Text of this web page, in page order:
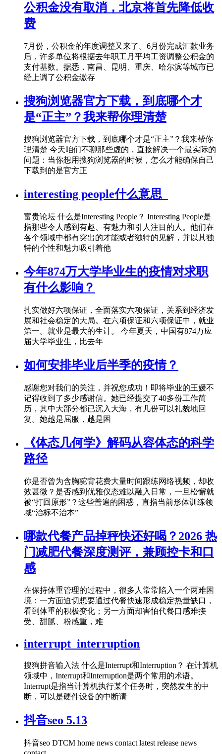
公积金没有取消，北京将首先降低收
费
7月份，公积金的年度调整又来了。6月份完成汇款业务
后，许多单位将根据去年职工月平均工资调整公积金的
支付基数。据悉，南昌、昆明、重庆、哈尔滨等城市已
经上调了公积金缴存
搜狗浏览器官方下载，到底哪个才
是“正主”？我来帮你理清楚
搜狗浏览器官方下载，到底哪个才是“正主”？我来帮你
理清楚 今天咱们不聊那些虚的，直接解决一个最实际的
问题：当你想用搜狗浏览器的时候，怎么才能确保自己
下载到的是官方正
interesting people什么意思_
富贵论坛 什么是Interesting People？ Interesting People是
指那些令人感到有趣、有魅力和引人注目的人。他们在
各个领域中都有突出的才能或者独特的见解，并以其独
特的个性和魅力吸引着他
今年874万大学毕业生的疫情对求职
有什么影响？
扎实做好六项保证，全面落实六项保证，关系到经济发
展和社会稳定的大局。在六项保证和六项保证中，就业
第一。就业是最大的生计。 今年夏天，中国有874万应
届大学毕业生，比去年
如何安排毕业后半季的疫情？
感谢您对我们的关注，并祝您成功！即将毕业的王媛不
记得收到了多少感谢信。她已经提交了40多份工作简
历，其中大部分都已沉入大海，有几份可以礼貌地回
复。她越是屈服，越是困
《体态几何学》解码从容体态的科学
路径
你是否曾为含胸驼背花费大量时间跟练网络视频，却收
效甚微？是否感到优雅仪态难以融入日常，一旦松懈就
被“打回原形”？这些普遍的困惑，直指当前形体训练领
域“治标不治本”
哪款代餐产品掉秤快还好喝？2026 热
门减肥代餐深度测评，兼顾控卡和口
感
在保持体重管理的过程中，很多人常常陷入一个两难困
境：一方面迫切想要通过代餐快速形成稳定热量缺口，
看到体重的积极变化；另一方面却害怕代餐口感难接
受、甜腻、粉感重，难
interrupt_interruption
搜狗拼音输入法 什么是Interrupt和Interruption？ 在计算机
领域中，Interrupt和Interruption是两个常用的术语。
Interrupt是指当计算机执行某个任务时，突然发生的中
断，可以是硬件设备的中断请
抖音seo 5.13
抖音seo DTCM home news contact latest release news